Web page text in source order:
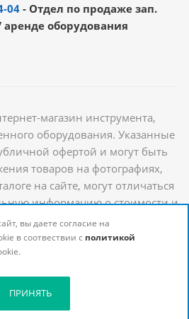
04 - Отдел по продаже зап.
аренде оборудования
магазин инструмента,
оборудования. Указанные
офертой и могут быть
товаров на фотографиях,
на сайте, могут отличаться
информацию о стоимости и
можно получить у наших
вы даете согласие на
в соотвествии с политикой
ПРИНЯТЬ